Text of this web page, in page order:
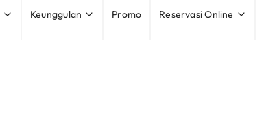
Keunggulan Promo Reservasi Online